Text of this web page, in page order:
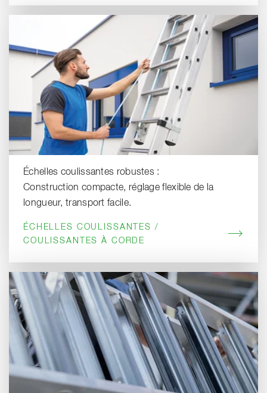
Échelles coulissantes robustes :
Construction compacte, réglage flexible de la
longueur, transport facile.
ÉCHELLES COULISSANTES /
COULISSANTES À CORDE